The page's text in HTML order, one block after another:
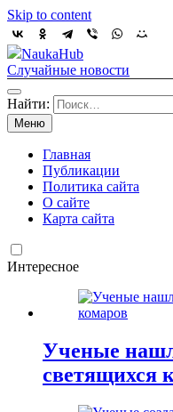
Skip to content
NaukaHub
Случайные новости
Найти:
Меню
Главная
Публикации
Политика сайта
О сайте
Карта сайта
Интересное
Ученые
светящихся